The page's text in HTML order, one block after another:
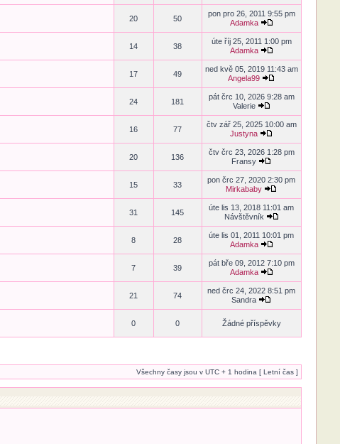
20 50
pon pro 26, 2011 9:55 pm
Adamka
14 38
úte říj 25, 2011 1:00 pm
Adamka
17 49
ned kvě 05, 2019 11:43 am
Angela99
24 181
pát črc 10, 2026 9:28 am
Valerie
16 77
čtv zář 25, 2025 10:00 am
Justyna
20 136
čtv črc 23, 2026 1:28 pm
Fransy
15 33
pon črc 27, 2020 2:30 pm
Mirkababy
31 145
úte lis 13, 2018 11:01 am
Návštěvník
8 28
úte lis 01, 2011 10:01 pm
Adamka
7 39
pát bře 09, 2012 7:10 pm
Adamka
21 74
ned črc 24, 2022 8:51 pm
Sandra
0 0 Žádné příspěvky
Všechny časy jsou v UTC + 1 hodina [ Letní čas ]